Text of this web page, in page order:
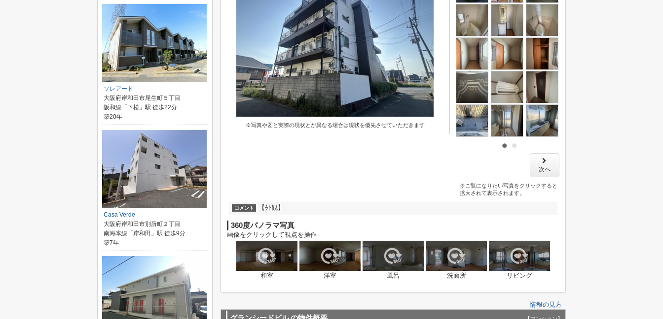
※写真や図と実際の現状とが異なる場合は現状を優先させていただきます
次へ
※ご覧になりたい写真をクリックすると
拡大されて表示されます。
コメント 【外観】
360度パノラマ写真
画像をクリックして視点を操作
和室 洋室 風呂 洗面所 リビング
情報の見方
ソレアード
大阪府岸和田市尾生町５丁目
阪和線「下松」駅 徒歩22分
築20年
Casa Verde
大阪府岸和田市別所町２丁目
南海本線「岸和田」駅 徒歩9分
築7年